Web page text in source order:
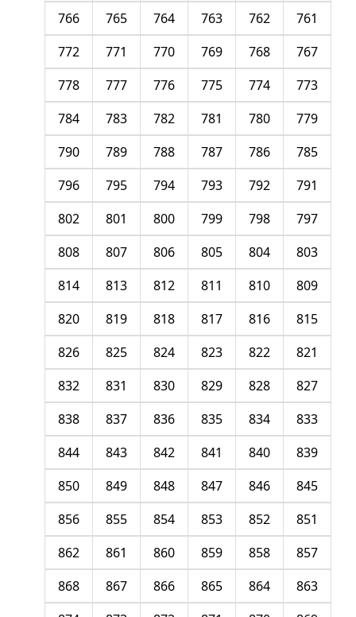
761
762
763
764
765
766
767
768
769
770
771
772
773
774
775
776
777
778
779
780
781
782
783
784
785
786
787
788
789
790
791
792
793
794
795
796
797
798
799
800
801
802
803
804
805
806
807
808
809
810
811
812
813
814
815
816
817
818
819
820
821
822
823
824
825
826
827
828
829
830
831
832
833
834
835
836
837
838
839
840
841
842
843
844
845
846
847
848
849
850
851
852
853
854
855
856
857
858
859
860
861
862
863
864
865
866
867
868